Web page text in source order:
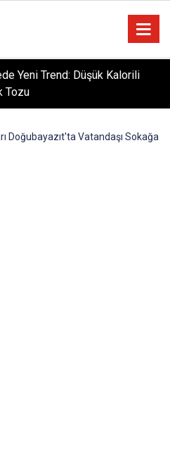
Yeni Trend: Düşük Kalorili
Tozu
Doğubayazıt'ta Vatandaşı Sokağa